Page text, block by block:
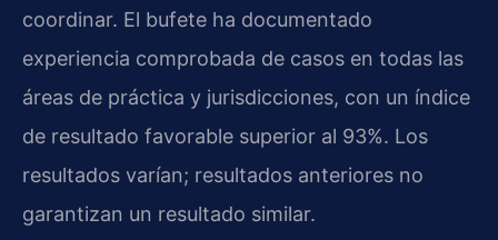
coordinar. El bufete ha documentado
experiencia comprobada de casos en todas las
áreas de práctica y jurisdicciones, con un índice
de resultado favorable superior al 93%. Los
resultados varían; resultados anteriores no
garantizan un resultado similar.